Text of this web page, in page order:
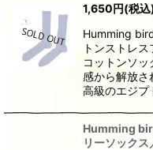
1,650円(税込
Humming
トンストレ
コットンソ
感から解放さ
高級のエジ
Humming
リーソック